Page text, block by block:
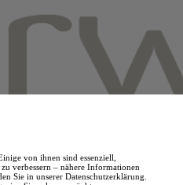
von ihnen sind essenziell,
verbessern – nähere Informationen
Sie in unserer Datenschutzerklärung.